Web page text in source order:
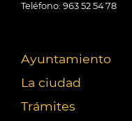
Teléfono: 963 52 54 78
Ayuntamiento
La ciudad
Trámites